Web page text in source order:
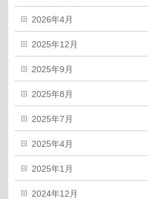
2026年4月
2025年12月
2025年9月
2025年8月
2025年7月
2025年4月
2025年1月
2024年12月